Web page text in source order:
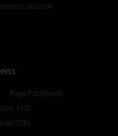
sécurisé
Page Facebook
350z
370z